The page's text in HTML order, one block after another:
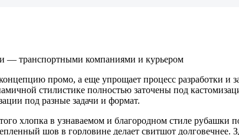
— транспортными компаниями и курьером
промо, а еще упрощает процесс разработки
стилистике полностью заточены под
под разные задачи и формат.
хлопка в узнаваемом и благородном стиле
шов в горловине делает свитшот долговечнее.